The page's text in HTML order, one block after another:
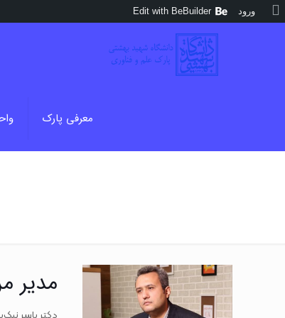
معرفی پارک
مدیر
درباره
ورود Edit with BeBuilder